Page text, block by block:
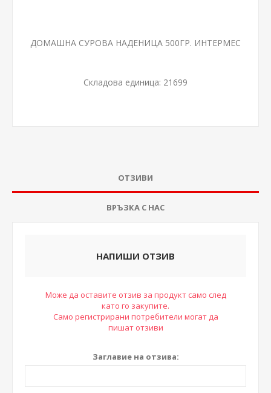
ДОМАШНА СУРОВА НАДЕНИЦА 500ГР. ИНТЕРМЕС
Складова единица: 21699
ОТЗИВИ
ВРЪЗКА С НАС
НАПИШИ ОТЗИВ
Може да оставите отзив за продукт само след
като го закупите.
Само регистрирани потребители могат да
пишат отзиви
Заглавие на отзива: